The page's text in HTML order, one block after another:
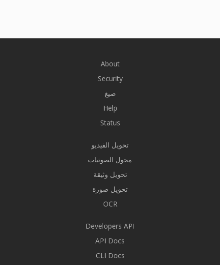
About
Security
صيغ
Help
Status
تحويل الفيديو
محول الصوتيات
تحويل وثيقة
تحويل صورة
OCR
Developers API
API Docs
CLI Docs